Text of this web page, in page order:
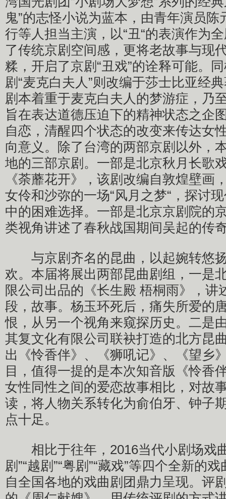
鬼”的志怪小说为蓝本，由青年演员
行等人担当主演，以“丑“的表演作为
了传统京剧空间感，更将老故事与现
糅，开启了京剧“丑戏”的诠释可能。
剧“麦克白夫人”则改编于莎士比亚经
剧本着重于麦克白夫人的梦游症，乃
旨在表达道德压迫下的精神状态之企
自恋，清醒四个状态的改变来传达女
向意义。除了台湾的两部京剧以外，
地的三部京剧。一部是北京秋月长歌
《荼蘼花开》，该剧改编自敦煌壁画
女伶和沙弥的一场“风月之梦“，探讨
中的困难选择。一部是北京京剧院的
类视角讲述了春秋战国期间吴起的传
与京剧齐名的昆曲，以起婉转悠
欢。本届将展出两部昆曲剧组，一是
限公司出品的《长生殿 梧桐雨》，讲
段，故事。杨玉环死后，痛失所爱的
恨，从另一个视角来窥探历史。二是
其复文化有限公司联袂打造的北方昆
出《怜香伴》、《狮吼记》、《望乡
目，值得一提的是本次知音版《怜香
女性同性之间的爱恋故事相比，对故
读，将人物关系转化为俞伯牙、钟子
点十足。
相比于往年，2016当代小剧场戏
剧”“越剧”“粤剧”“藏戏”等四个全新的
自全国各地的戏曲剧团鼎力呈现。评